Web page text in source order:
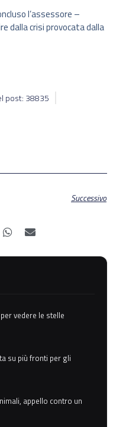
l’assessore –
dalla crisi provocata dalla
post: 38835
Successivo
vedere le stelle
su più fronti per gli
appello contro un